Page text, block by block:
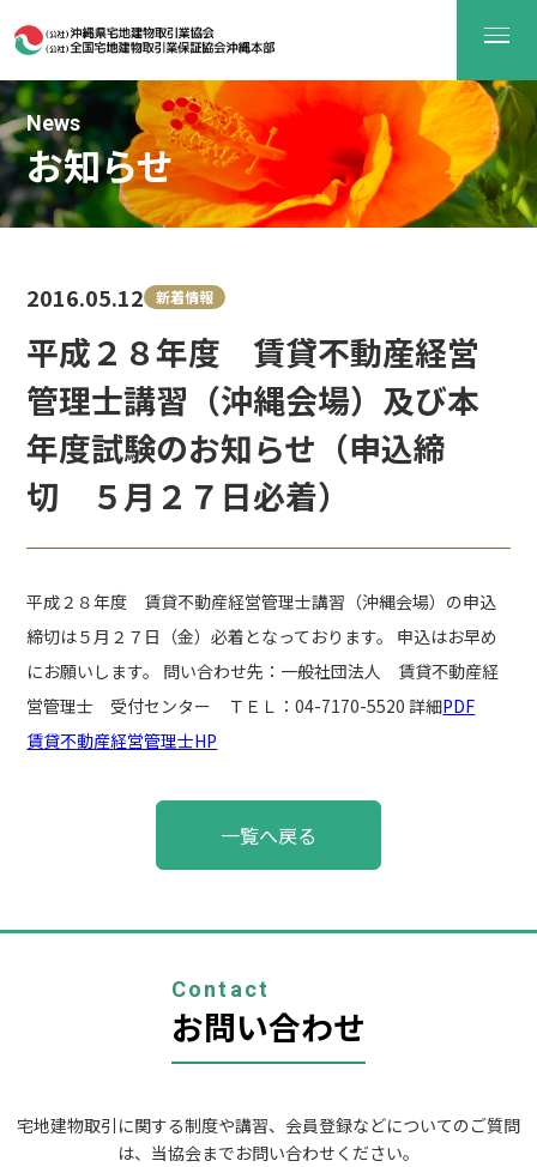
News
お知らせ
平成２８年度 賃貸不動産経営
管理士講習（沖縄会場）及び本
年度試験のお知らせ（申込締
切 ５月２７日必着）
2016.05.12 新着情報
平成２８年度 賃貸不動産経営管理士講習（沖縄会場）の申込
締切は５月２７日（金）必着となっております。 申込はお早め
にお願いします。 問い合わせ先：一般社団法人 賃貸不動産経
営管理士 受付センター ＴＥＬ：04-7170-5520 詳細PDF
賃貸不動産経営管理士HP
ー
一覧へ戻る
Contact
お問い合わせ
宅地建物取引に関する制度や講習、会員登録などについてのご質問
は、当協会までお問い合わせください。